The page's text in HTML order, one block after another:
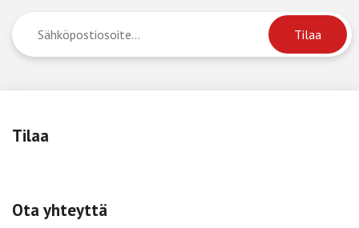
Tilaa
Ota yhteyttä